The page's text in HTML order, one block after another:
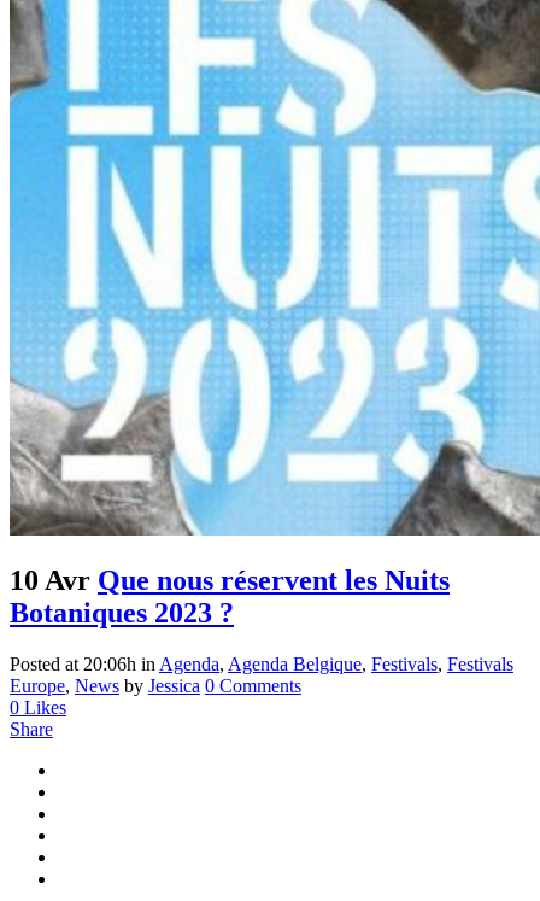
10 Avr Que nous réservent les Nuits
Botaniques 2023 ?
Posted at 20:06h in Agenda, Agenda Belgique, Festivals, Festivals
Europe, News by Jessica 0 Comments
0 Likes
Share